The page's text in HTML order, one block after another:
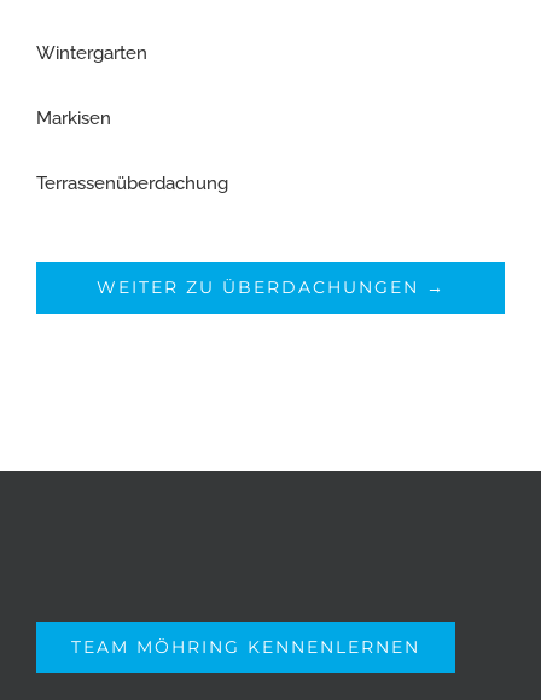
Wintergarten
Markisen
Terrassenüberdachung
WEITER ZU ÜBERDACHUNGEN →
TEAM MÖHRING KENNENLERNEN